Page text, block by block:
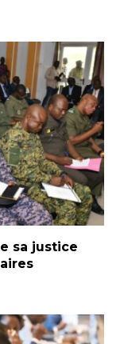
sa justice